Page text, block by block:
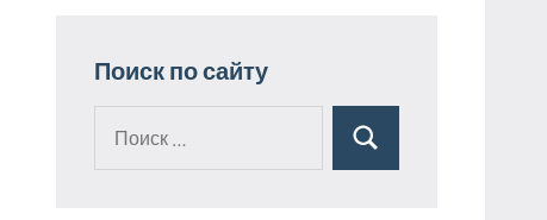
Поиск по сайту
Поиск